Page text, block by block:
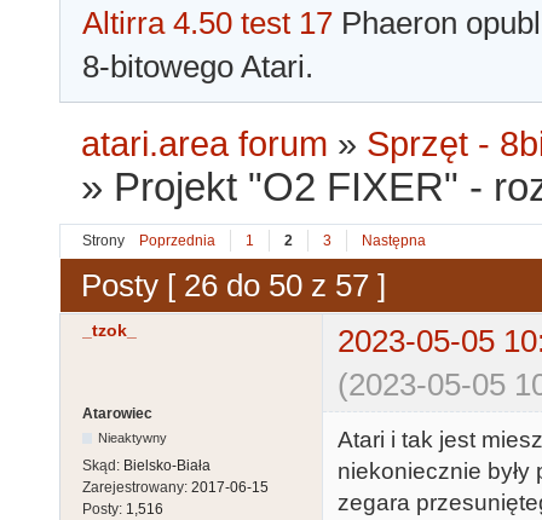
Altirra 4.50 test 17 Phaeron
8-bitowego Atari.
atari.area forum » Sprzęt -
» Projekt "O2 FIXER" -
Strony Poprzednia 1 2 3 Następna
Posty [ 26 do 50 z 57 ]
_tzok_
2023-05-05
(2023-05-05
Atarowiec
Nieaktywny
Skąd: Bielsko-Biała
Zarejestrowany: 2017-06-15
Posty: 1,516
Atari i tak jest
niekoniecznie
zegara